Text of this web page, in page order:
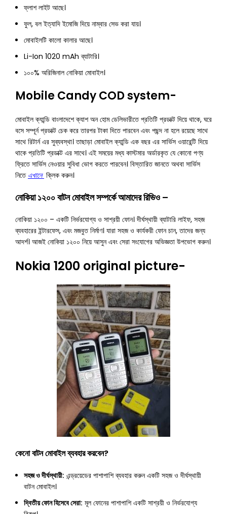
ফ্লাশ লাইট আছে।
ফুল, বল ইত্যাদি ইমোজি দিয়ে নাম্বার সেভ করা যায়।
মোবাইলটি কালো কালার আছে।
Li-Ion 1020 mAh ব্যাটারি।
১০০% অরিজিনাল নোকিয়া মোবাইল।
Mobile Candy COD system-
মোবাইল ক্যান্ডি বাংলাদেশে ক্যাশ অন হোম ডেলিভারীতে প্রতিটি প্রডাক্ট দিয়ে থাকে, ঘরে
বসে সম্পূর্ন প্রডাক্ট চেক করে তারপর টাকা দিতে পারবেন এবং পছন্দ না হলে রয়েছে সাথে
সাথে রিটার্ন এর সুব্যবস্থা। তাছাড়া মোবাইল ক্যান্ডি এক বছর এর সার্ভিস ওয়ারেন্টি দিয়ে
থাকে প্রতিটি প্রডাক্ট এর সাথে। এই সময়ের মধ্য কাস্টমার অর্ডারকৃত যে কোনো পণ্য
ফ্রিতে সার্ভিস নেওয়ার সুবিধা ভোগ করতে পারবেন। বিস্তারিত জানতে অথবা সার্ভিস
নিতে এখানে ক্লিক করুন।
নোকিয়া ১২০০ বাটন মোবাইল সম্পর্কে আমাদের রিভিও –
নোকিয়া ১২০০ – একটি নির্ভরযোগ্য ও সাশ্রয়ী ফোন। দীর্ঘস্থায়ী ব্যাটারি লাইফ, সহজ
ব্যবহারের ইন্টারফেস, এবং মজবুত নির্মাণ। যারা সহজ ও কার্যকরী ফোন চান, তাদের জন্য
আদর্শ। আজই নোকিয়া ১২০০ নিয়ে আসুন এবং সেরা সংযোগের অভিজ্ঞতা উপভোগ করুন।
Nokia 1200 original picture-
কেনো বাটন মোবাইল ব্যবহার করবেন?
সহজ ও দীর্ঘস্থায়ী: এন্ড্রয়েডের পাশাপাশি ব্যবহার করুন একটি সহজ ও দীর্ঘস্থায়ী
বাটন মোবাইল।
দ্বিতীয় ফোন হিসেবে সেরা: মূল ফোনের পাশাপাশি একটি সাশ্রয়ী ও নির্ভরযোগ্য